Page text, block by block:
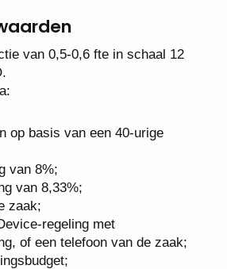
van 0,5-0,6 fte in schaal 12
op basis van een 40-urige
van 8%;
van 8,33%;
zaak;
regeling met
of een telefoon van de zaak;